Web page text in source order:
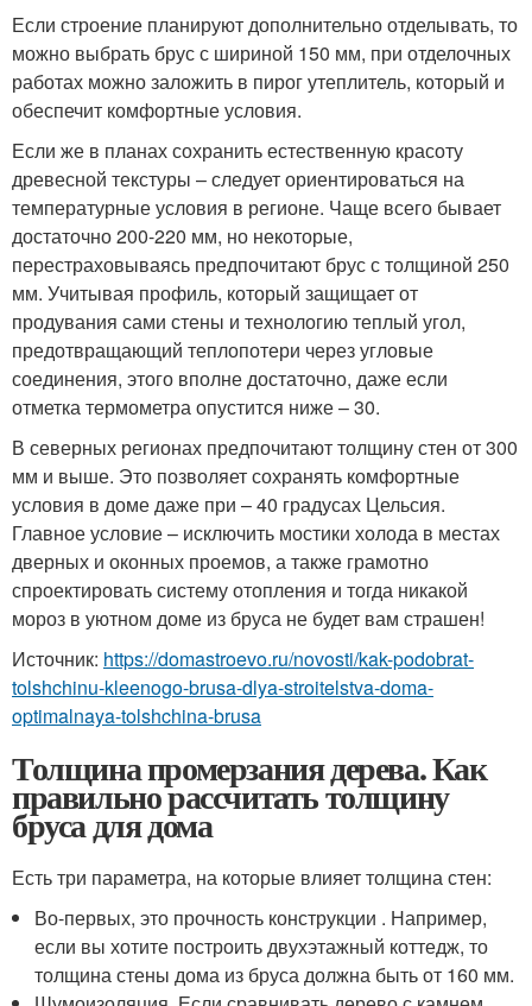
Если строение планируют дополнительно отделывать, то
можно выбрать брус с шириной 150 мм, при отделочных
работах можно заложить в пирог утеплитель, который и
обеспечит комфортные условия.
Если же в планах сохранить естественную красоту
древесной текстуры – следует ориентироваться на
температурные условия в регионе. Чаще всего бывает
достаточно 200-220 мм, но некоторые,
перестраховываясь предпочитают брус с толщиной 250
мм. Учитывая профиль, который защищает от
продувания сами стены и технологию теплый угол,
предотвращающий теплопотери через угловые
соединения, этого вполне достаточно, даже если
отметка термометра опустится ниже – 30.
В северных регионах предпочитают толщину стен от 300
мм и выше. Это позволяет сохранять комфортные
условия в доме даже при – 40 градусах Цельсия.
Главное условие – исключить мостики холода в местах
дверных и оконных проемов, а также грамотно
спроектировать систему отопления и тогда никакой
мороз в уютном доме из бруса не будет вам страшен!
Источник: https://domastroevo.ru/novosti/kak-podobrat-
tolshchinu-kleenogo-brusa-dlya-stroitelstva-doma-
optimalnaya-tolshchina-brusa
Толщина промерзания дерева. Как
правильно рассчитать толщину
бруса для дома
Есть три параметра, на которые влияет толщина стен:
Во-первых, это прочность конструкции . Например,
если вы хотите построить двухэтажный коттедж, то
толщина стены дома из бруса должна быть от 160 мм.